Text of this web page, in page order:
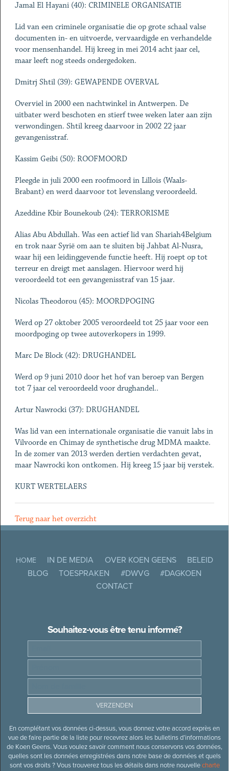
Jamal El Hayani (40): CRIMINELE ORGANISATIE
Lid van een criminele organisatie die op grote schaal valse
documenten in- en uitvoerde, vervaardigde en verhandelde
voor mensenhandel. Hij kreeg in mei 2014 acht jaar cel,
maar leeft nog steeds ondergedoken.
Dmitrj Shtil (39): GEWAPENDE OVERVAL
Overviel in 2000 een nachtwinkel in Antwerpen. De
uitbater werd beschoten en stierf twee weken later aan zijn
verwondingen. Shtil kreeg daarvoor in 2002 22 jaar
gevangenisstraf.
Kassim Geibi (50): ROOFMOORD
Pleegde in juli 2000 een roofmoord in Lillois (Waals-
Brabant) en werd daarvoor tot levenslang veroordeeld.
Azeddine Kbir Bounekoub (24): TERRORISME
Alias Abu Abdullah. Was een actief lid van Shariah4Belgium
en trok naar Syrië om aan te sluiten bij Jahbat Al-Nusra,
waar hij een leidinggevende functie heeft. Hij roept op tot
terreur en dreigt met aanslagen. Hiervoor werd hij
veroordeeld tot een gevangenisstraf van 15 jaar.
Nicolas Theodorou (45): MOORDPOGING
Werd op 27 oktober 2005 veroordeeld tot 25 jaar voor een
moordpoging op twee autoverkopers in 1999.
Marc De Block (42): DRUGHANDEL
Werd op 9 juni 2010 door het hof van beroep van Bergen
tot 7 jaar cel veroordeeld voor drughandel..
Artur Nawrocki (37): DRUGHANDEL
Was lid van een internationale organisatie die vanuit labs in
Vilvoorde en Chimay de synthetische drug MDMA maakte.
In de zomer van 2013 werden dertien verdachten gevat,
maar Nawrocki kon ontkomen. Hij kreeg 15 jaar bij verstek.
KURT WERTELAERS
Terug naar het overzicht
HOME IN DE MEDIA OVER KOEN GEENS
BELEID
BLOG
TOESPRAKEN #DWVG
#DAGKOEN
CONTACT
Souhaitez-vous être tenu informé?
En complétant vos données ci-dessus, vous donnez votre accord exprès en
vue de faire partie de la liste pour recevrez alors les bulletins d’informations
de Koen Geens. Vous voulez savoir comment nous conservons vos données,
quelles sont les données enregistrées dans notre base de données et quels
sont vos droits ? Vous trouverez tous les détails dans notre nouvellecharte